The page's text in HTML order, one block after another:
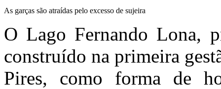
As garças são atraídas pelo excesso de sujeira
O Lago Fernando Lona,
construído na primeira
Pires, como forma de